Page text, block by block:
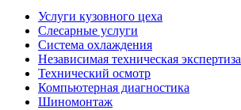
Услуги кузовного цеха
Слесарные услуги
Система охлаждения
Независимая техническая экспертиза
Технический осмотр
Компьютерная диагностика
Шиномонтаж